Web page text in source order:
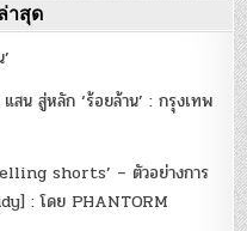
าสุด
น สู่หลัก ‘ร้อยล้าน’ : กรุงเทพ
shorts’ – ตัวอย่างการ
: โดย PHANTORM